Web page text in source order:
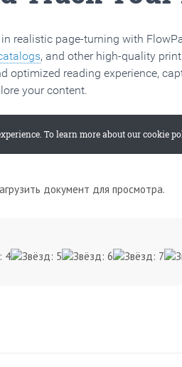
документ для просмотра.